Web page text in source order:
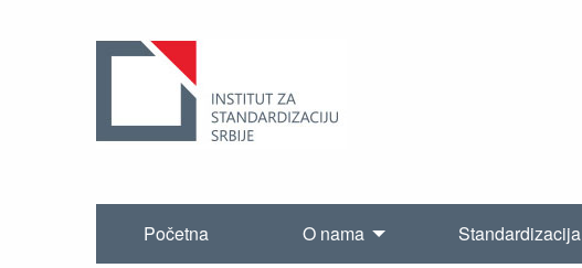
Početna O nama Standardizacija